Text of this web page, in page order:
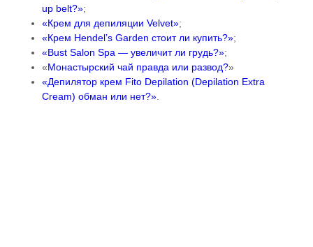
up belt?»;
«Крем для депиляции Velvet»;
«Крем Hendel’s Garden стоит ли купить?»;
«Bust Salon Spa — увеличит ли грудь?»;
«Монастырский чай правда или развод?»
«Депилятор крем Fito Depilation (Depilation Extra
Cream) обман или нет?»